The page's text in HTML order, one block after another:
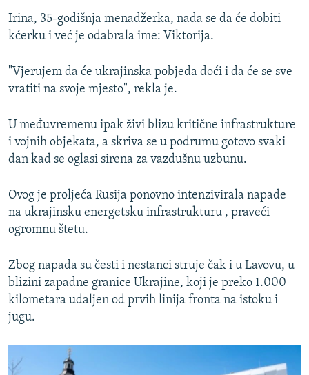
Irina, 35-godišnja menadžerka, nada se da će dobiti
kćerku i već je odabrala ime: Viktorija.
"Vjerujem da će ukrajinska pobjeda doći i da će se sve
vratiti na svoje mjesto", rekla je.
U međuvremenu ipak živi blizu kritične infrastrukture
i vojnih objekata, a skriva se u podrumu gotovo svaki
dan kad se oglasi sirena za vazdušnu uzbunu.
Ovog je proljeća Rusija ponovno intenzivirala napade
na ukrajinsku energetsku infrastrukturu , praveći
ogromnu štetu.
Zbog napada su česti i nestanci struje čak i u Lavovu, u
blizini zapadne granice Ukrajine, koji je preko 1.000
kilometara udaljen od prvih linija fronta na istoku i
jugu.